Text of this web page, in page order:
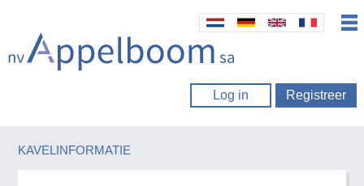
Log in Registreer
KAVELINFORMATIE